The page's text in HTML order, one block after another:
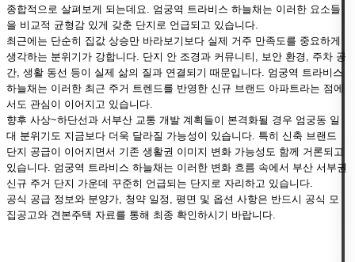
종합적으로 살펴보게 되는데요. 엄궁역 트라비스 하늘채는 이러한 요소들
을 비교적 균형감 있게 갖춘 단지로 언급되고 있습니다.
최근에는 단순히 집값 상승만 바라보기보다 실제 거주 만족도를 중요하게
생각하는 분위기가 강합니다. 단지 안 조경과 커뮤니티, 보안 환경, 주차 공
간, 생활 동선 등이 실제 삶의 질과 연결되기 때문입니다. 엄궁역 트라비스
하늘채는 이러한 최근 주거 트렌드를 반영한 신규 브랜드 아파트라는 점에
서도 관심이 이어지고 있습니다.
향후 사상~하단선과 서부산 교통 개발 계획들이 본격화될 경우 엄궁동 일
대 분위기도 지금보다 더욱 달라질 가능성이 있습니다. 특히 신축 브랜드
단지 공급이 이어지면서 기존 생활권 이미지 변화 가능성도 함께 거론되고
있습니다. 엄궁역 트라비스 하늘채는 이러한 변화 흐름 속에서 부산 서부권
신규 주거 단지 가운데 꾸준히 언급되는 단지로 자리하고 있습니다.
공식 공급 정보와 분양가, 청약 일정, 평면 및 옵션 사항은 반드시 공식 모
집공고와 견본주택 자료를 통해 최종 확인하시기 바랍니다.